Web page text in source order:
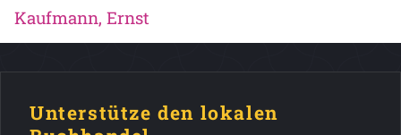
Kaufmann, Ernst
Unterstütze den lokalen